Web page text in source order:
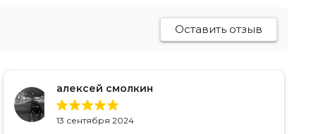
Оставить отзыв
алексей смолкин
13 сентября 2024